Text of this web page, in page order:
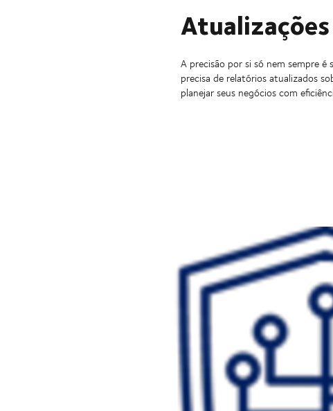
A precisão por si só nem sempre
precisa de relatórios atualizados
planejar seus negócios com